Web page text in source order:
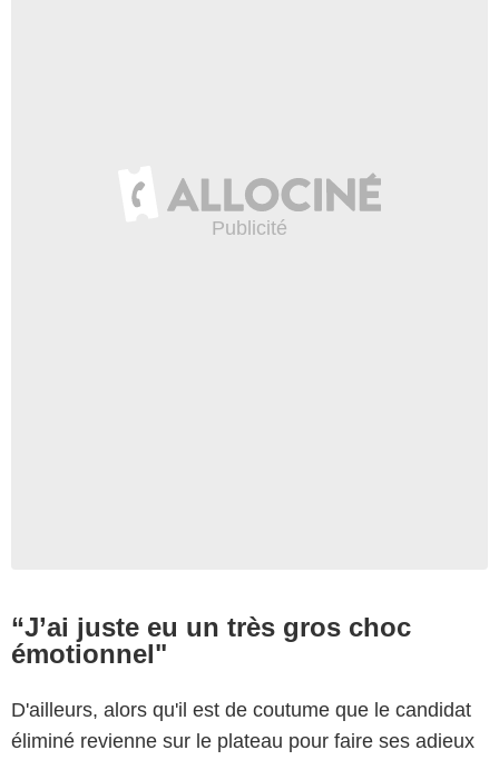
“J’ai juste eu un très gros choc
émotionnel"
D'ailleurs, alors qu'il est de coutume que le candidat
éliminé revienne sur le plateau pour faire ses adieux